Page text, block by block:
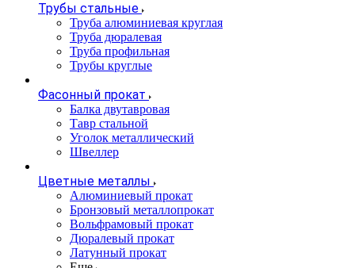
Трубы стальные
Труба алюминиевая круглая
Труба дюралевая
Труба профильная
Трубы круглые
Фасонный прокат
Балка двутавровая
Тавр стальной
Уголок металлический
Швеллер
Цветные металлы
Алюминиевый прокат
Бронзовый металлопрокат
Вольфрамовый прокат
Дюралевый прокат
Латунный прокат